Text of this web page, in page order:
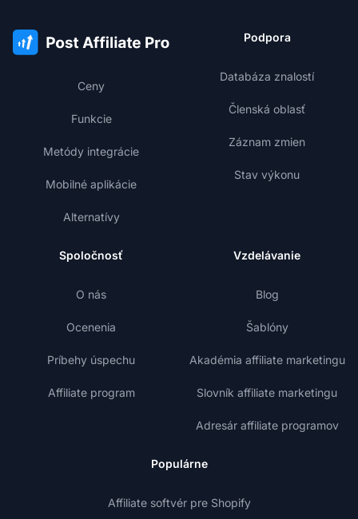
Ceny
Funkcie
Metódy integrácie
Mobilné aplikácie
Alternatívy
Podpora
Databáza znalostí
Členská oblasť
Záznam zmien
Stav výkonu
Spoločnosť
O nás
Ocenenia
Príbehy úspechu
Affiliate program
Vzdelávanie
Blog
Šablóny
Akadémia affiliate marketingu
Slovník affiliate marketingu
Adresár affiliate programov
Populárne
Affiliate softvér pre Shopify